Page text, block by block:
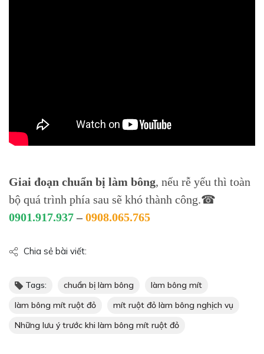
Giai đoạn chuẩn bị làm bông, nếu rễ yếu thì toàn
bộ quá trình phía sau sẽ khó thành công.☎
0901.917.937–0908.065.765
Chia sẻ bài viết:
Tags: chuẩn bị làm bông
làm bông mít
làm bông mít ruột đỏ
mít ruột đỏ làm bông nghịch vụ
Những lưu ý trước khi làm bông mít ruột đỏ